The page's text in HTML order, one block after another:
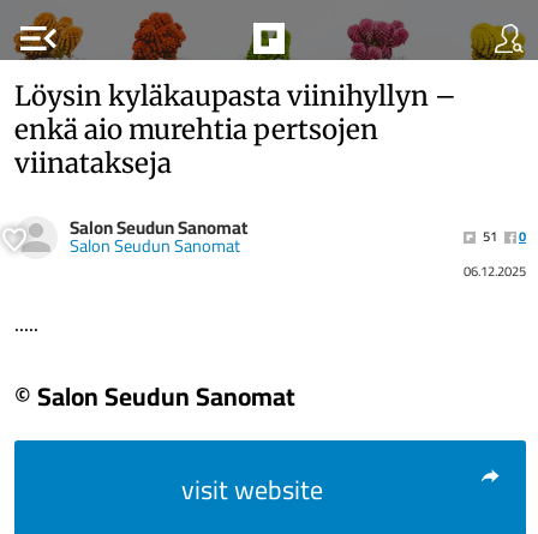
menu_open
Löysin kyläkaupasta viinihyllyn –
enkä aio murehtia pertsojen
viinatakseja
Salon Seudun Sanomat
Salon Seudun Sanomat 51
0
06.12.2025
.....
© Salon Seudun Sanomat
visit website